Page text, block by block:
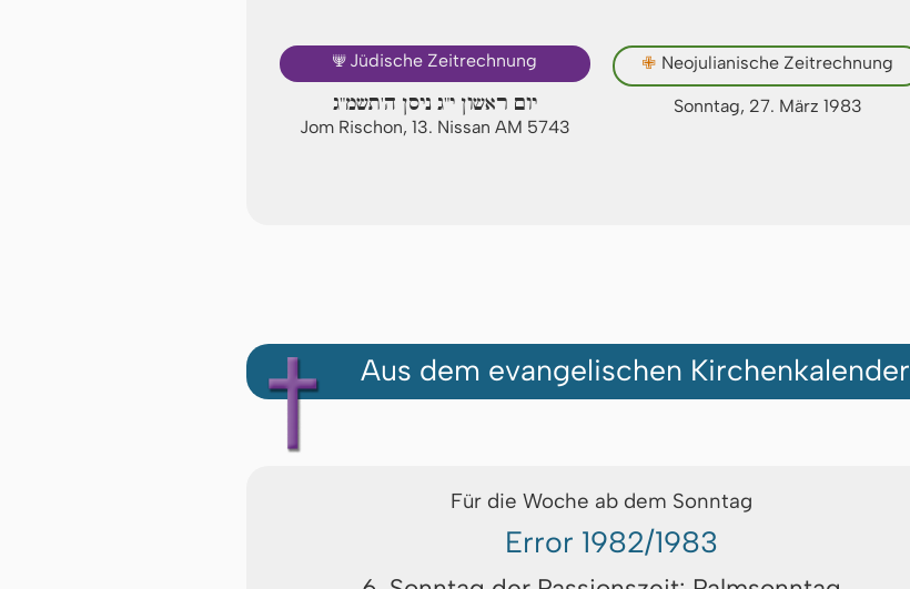
🕎 Jüdische Zeitrechnung
יום ראשון י"ג ניסן ה'תשמ"ג
Jom Rischon, 13. Nissan AM 5743
✙ Neojulianische Zeitrechnung
Sonntag, 27. März 1983
Aus dem evangelischen Kirchenkalender
Für die Woche ab dem Sonntag
Error 1982/1983